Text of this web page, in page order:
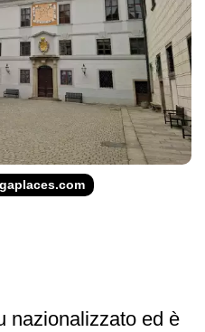
nazionalizzato ed è